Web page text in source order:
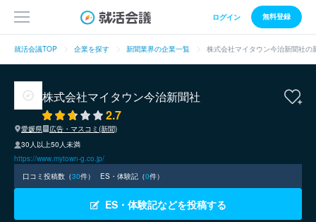
ログイン 無料登録
就活会議TOP 企業を探す 新聞業界の企業一覧 株式会社マイタウン今治新聞社の
株式会社マイタウン今治新聞社
2.7
愛媛県
広告・マスコミ(新聞)
30人以上50人未満
https://www.mytown-g.co.jp/
口コミ投稿数（30件） ES・体験記（0件）
ES・体験記などを投稿する